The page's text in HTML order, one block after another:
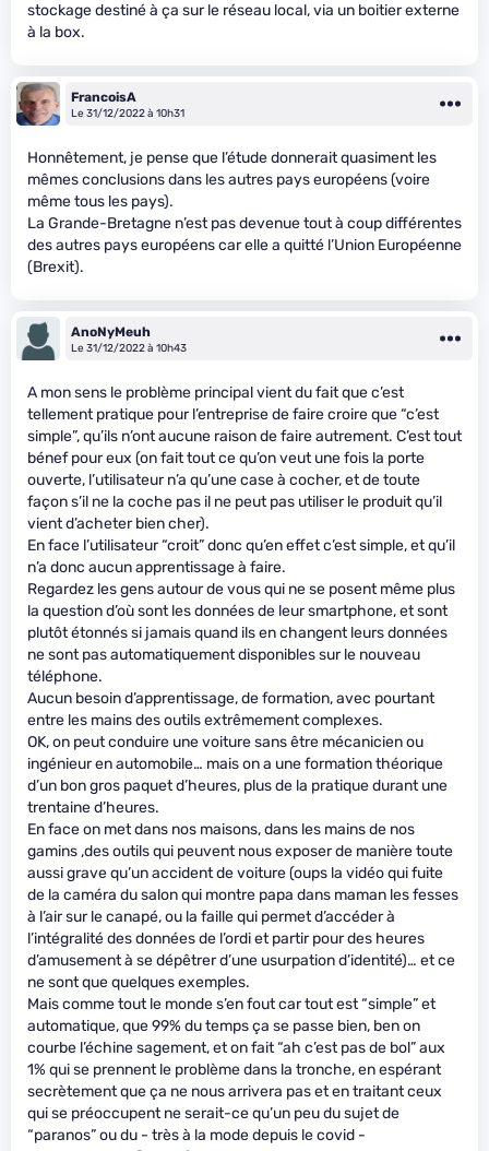
stockage destiné à ça sur le réseau local, via un boitier externe
à la box.
FrancoisA
Le 31/12/2022 à 10h31
Honnêtement, je pense que l’étude donnerait quasiment les
mêmes conclusions dans les autres pays européens (voire
même tous les pays).
La Grande-Bretagne n’est pas devenue tout à coup différentes
des autres pays européens car elle a quitté l’Union Européenne
(Brexit).
AnoNyMeuh
Le 31/12/2022 à 10h43
A mon sens le problème principal vient du fait que c’est
tellement pratique pour l’entreprise de faire croire que “c’est
simple”, qu’ils n’ont aucune raison de faire autrement. C’est tout
bénef pour eux (on fait tout ce qu’on veut une fois la porte
ouverte, l’utilisateur n’a qu’une case à cocher, et de toute
façon s’il ne la coche pas il ne peut pas utiliser le produit qu’il
vient d’acheter bien cher).
En face l’utilisateur “croit” donc qu’en effet c’est simple, et qu’il
n’a donc aucun apprentissage à faire.
Regardez les gens autour de vous qui ne se posent même plus
la question d’où sont les données de leur smartphone, et sont
plutôt étonnés si jamais quand ils en changent leurs données
ne sont pas automatiquement disponibles sur le nouveau
téléphone.
Aucun besoin d’apprentissage, de formation, avec pourtant
entre les mains des outils extrêmement complexes.
OK, on peut conduire une voiture sans être mécanicien ou
ingénieur en automobile… mais on a une formation théorique
d’un bon gros paquet d’heures, plus de la pratique durant une
trentaine d’heures.
En face on met dans nos maisons, dans les mains de nos
gamins ,des outils qui peuvent nous exposer de manière toute
aussi grave qu’un accident de voiture (oups la vidéo qui fuite
de la caméra du salon qui montre papa dans maman les fesses
à l’air sur le canapé, ou la faille qui permet d’accéder à
l’intégralité des données de l’ordi et partir pour des heures
d’amusement à se dépêtrer d’une usurpation d’identité)… et ce
ne sont que quelques exemples.
Mais comme tout le monde s’en fout car tout est “simple” et
automatique, que 99% du temps ça se passe bien, ben on
courbe l’échine sagement, et on fait “ah c’est pas de bol” aux
1% qui se prennent le problème dans la tronche, en espérant
secrètement que ça ne nous arrivera pas et en traitant ceux
qui se préoccupent ne serait-ce qu’un peu du sujet de
“paranos” ou du - très à la mode depuis le covid -